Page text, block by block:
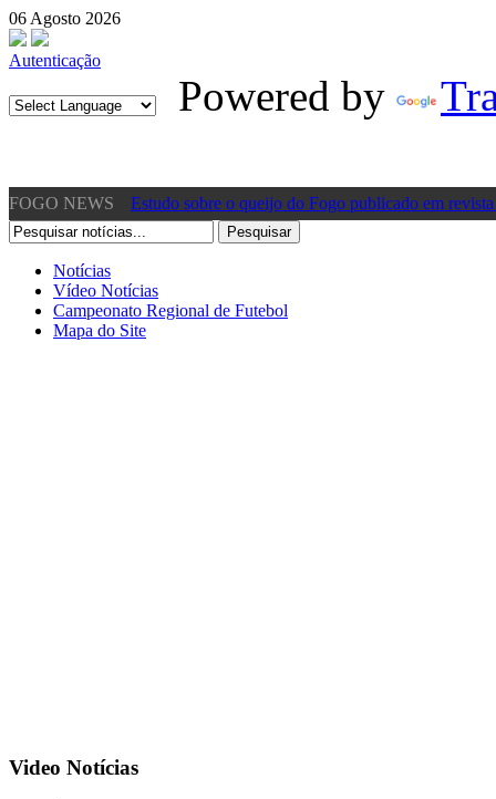
06 Agosto 2026
Autenticação
Powered by
FOGO NEWS
Estudo sobre o queijo do Fogo publicado em
11:01
»Sábado, 22 Junho 2024 10:57
[Vídeo] Acidente de viação em São Filipe – Fogo
Notícias
Vídeo Notícias
Campeonato Regional de Futebol
Mapa do Site
Video Notícias